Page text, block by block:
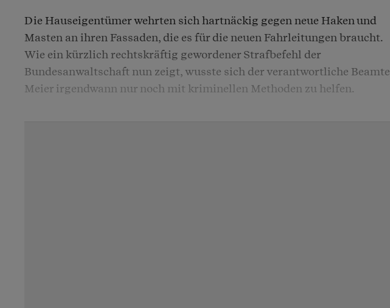
Die Hauseigentümer wehrten sich hartnäckig gegen neue Haken und
Masten an ihren Fassaden, die es für die neuen Fahrleitungen braucht.
Wie ein kürzlich rechtskräftig gewordener Strafbefehl der
Bundesanwaltschaft nun zeigt, wusste sich der verantwortliche Beamte
Meier irgendwann nur noch mit kriminellen Methoden zu helfen.